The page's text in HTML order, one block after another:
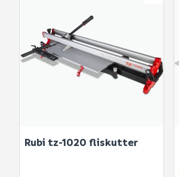
Rubi tz-1020 fliskutter